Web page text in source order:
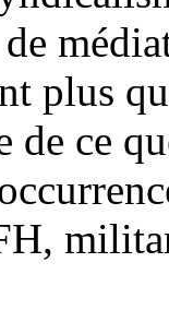
plus
de ce